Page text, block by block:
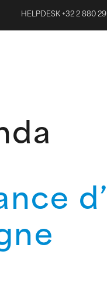
HELPDESK +32 2 880